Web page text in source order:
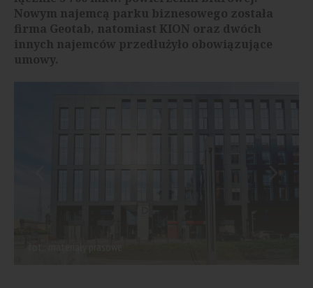
Nowym najemcą parku biznesowego została
firma Geotab, natomiast KION oraz dwóch
innych najemców przedłużyło obowiązujące
umowy.